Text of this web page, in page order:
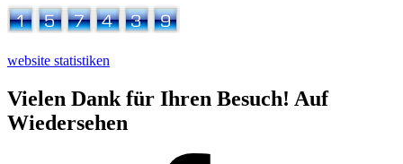
website statistiken
Vielen Dank für Ihren Besuch! Auf
Wiedersehen